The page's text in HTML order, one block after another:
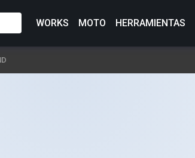
WORKS MOTO HERRAMIENTAS